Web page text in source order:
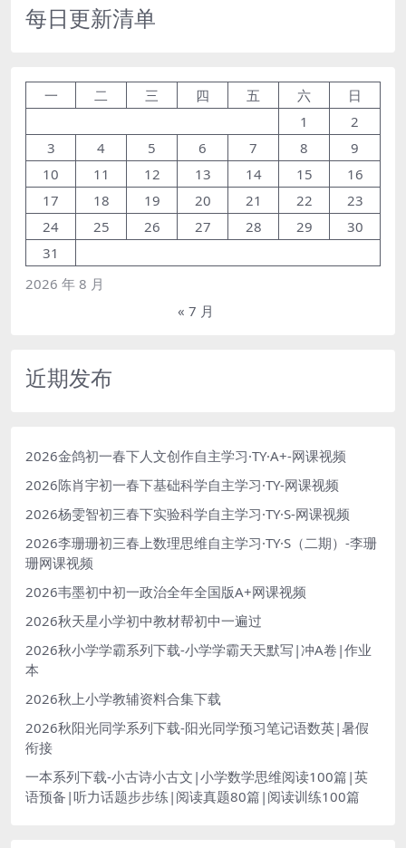
每日更新清单
2026 年 8 月
一 二 三 四 五 六
日
1
2
3
4 5 6 7 8
9
10
11 12 13 14 15
16
17
18 19 20 21 22
23
24
25 26 27 28 29
30
31
« 7 月
近期发布
2026金鸽初一春下人文创作自主学习·TY·A+-网课视频
2026陈肖宇初一春下基础科学自主学习·TY-网课视频
2026杨雯智初三春下实验科学自主学习·TY·S-网课视频
2026李珊珊初三春上数理思维自主学习·TY·S（二期）-李珊
珊网课视频
2026韦墨初中初一政治全年全国版A+网课视频
2026秋天星小学初中教材帮初中一遍过
2026秋小学学霸系列下载-小学学霸天天默写|冲A卷|作业
本
2026秋上小学教辅资料合集下载
2026秋阳光同学系列下载-阳光同学预习笔记语数英|暑假
衔接
一本系列下载-小古诗小古文|小学数学思维阅读100篇|英
语预备|听力话题步步练|阅读真题80篇|阅读训练100篇